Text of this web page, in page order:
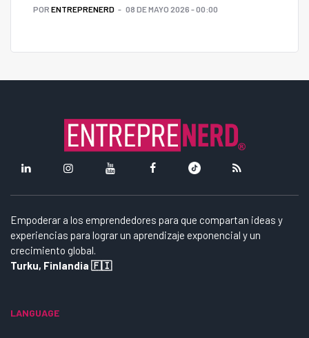
POR ENTREPRENERD 08 DE MAYO 2026 - 00:00
Empoderar a los emprendedores para que compartan ideas y
experiencias para lograr un aprendizaje exponencial y un
crecimiento global.
Turku, Finlandia 🇫🇮
LANGUAGE